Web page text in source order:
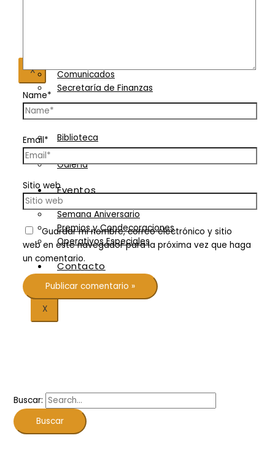
X
Comunicados
Secretaría de Finanzas
Biblioteca
Eventos
Galería
Eventos
Semana Aniversario
Premios y Condecoraciones
Operativos Especiales
Contacto
X
Name*
Email*
Sitio web
Guardar mi nombre, correo electrónico y sitio
web en este navegador para la próxima vez que haga
un comentario.
Buscar: